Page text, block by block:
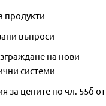
продукти
въпроси
на нови
системи
за цените по чл. 55б от